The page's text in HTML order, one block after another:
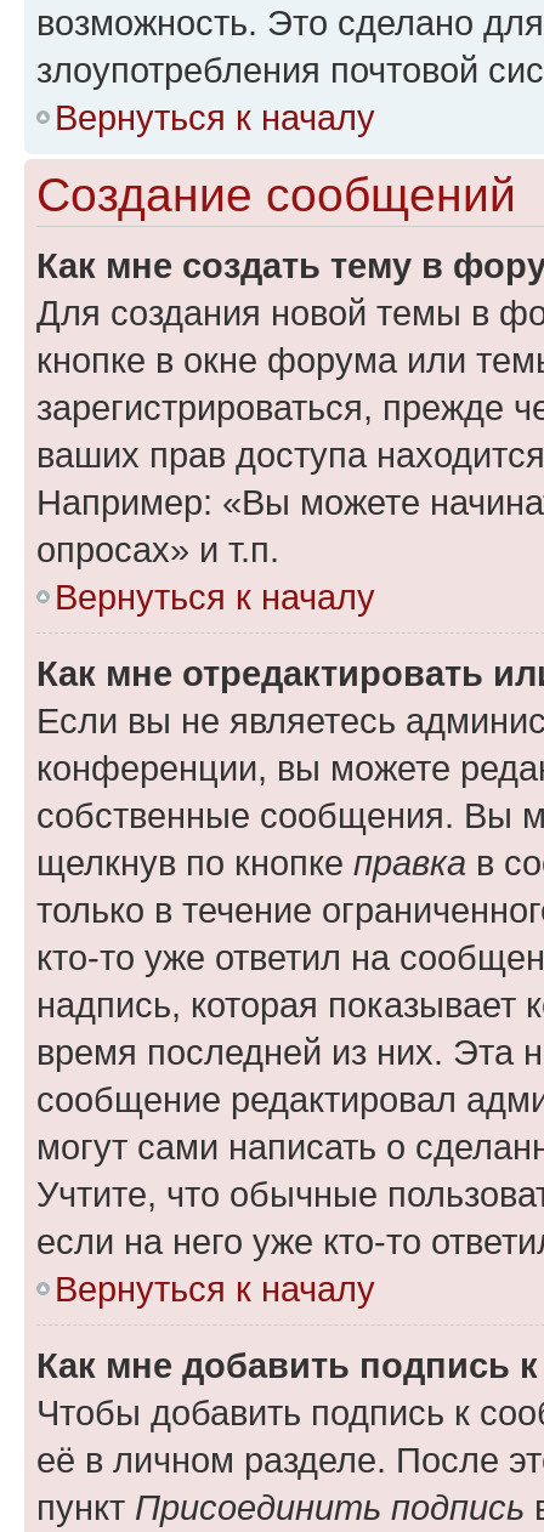
возможность. Это сделано
злоупотребления почтовой
Вернуться к началу
Создание сообщений
Как мне создать тему в
Для создания новой темы в
кнопке в окне форума или
зарегистрироваться, прежде
ваших прав доступа
Например: «Вы можете
опросах» и т.п.
Вернуться к началу
Как мне отредактировать
Если вы не являетесь
конференции, вы можете
собственные сообщения. Вы
щелкнув по кнопке правка в
только в течение
кто-то уже ответил на
надпись, которая показывает
время последней из них. Эта
сообщение редактировал
могут сами написать о
Учтите, что обычные
если на него уже кто-то
Вернуться к началу
Как мне добавить подпись
Чтобы добавить подпись к
её в личном разделе. После
пункт Присоединить подпись